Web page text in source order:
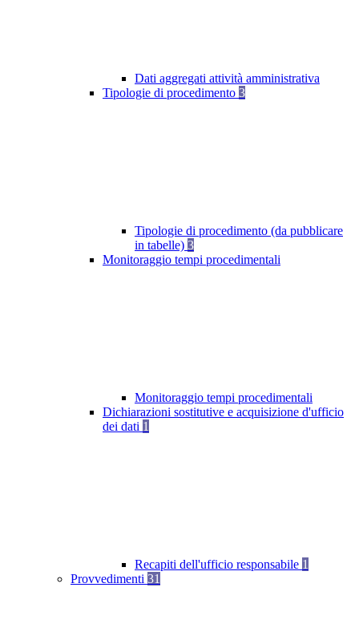
Dati aggregati attività amministrativa
Tipologie di procedimento 3
Tipologie di procedimento (da pubblicare
in tabelle) 3
Monitoraggio tempi procedimentali
Monitoraggio tempi procedimentali
Dichiarazioni sostitutive e acquisizione d'ufficio
dei dati 1
Recapiti dell'ufficio responsabile 1
Provvedimenti 31